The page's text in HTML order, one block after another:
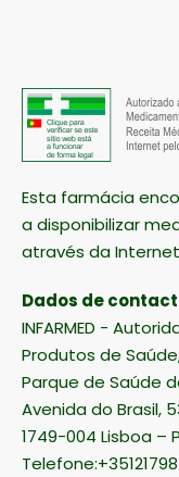
Esta farmácia
a disponibilizar
através da
Dados de
INFARMED -
Produtos de Saúde,
Parque de Saúde
Avenida do Brasil,
1749-004 Lisboa –